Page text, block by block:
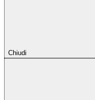
Chiudi